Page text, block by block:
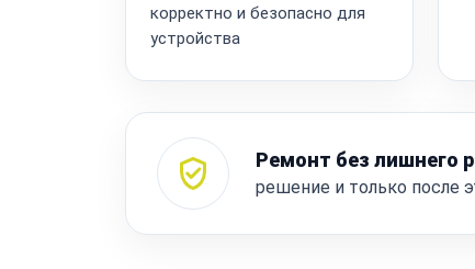
корректно и безопасно для
устройства
Ремонт без лишнего
решение и только после